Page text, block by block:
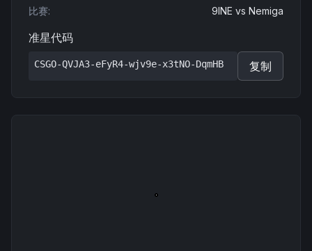
比赛: 9INE vs Nemiga
准星代码
CSGO-QVJA3-eFyR4-wjv9e-x3tNO-DqmHB 复制